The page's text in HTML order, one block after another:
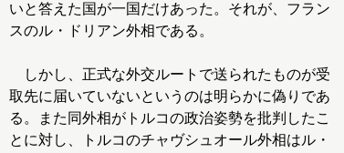
いと答えた国が一国だけあった。それが、フラン
スのル・ドリアン外相である。
しかし、正式な外交ルートで送られたものが受
取先に届いていないというのは明らかに偽りであ
る。また同外相がトルコの政治姿勢を批判したこ
とに対し、トルコのチャヴシュオール外相はル・